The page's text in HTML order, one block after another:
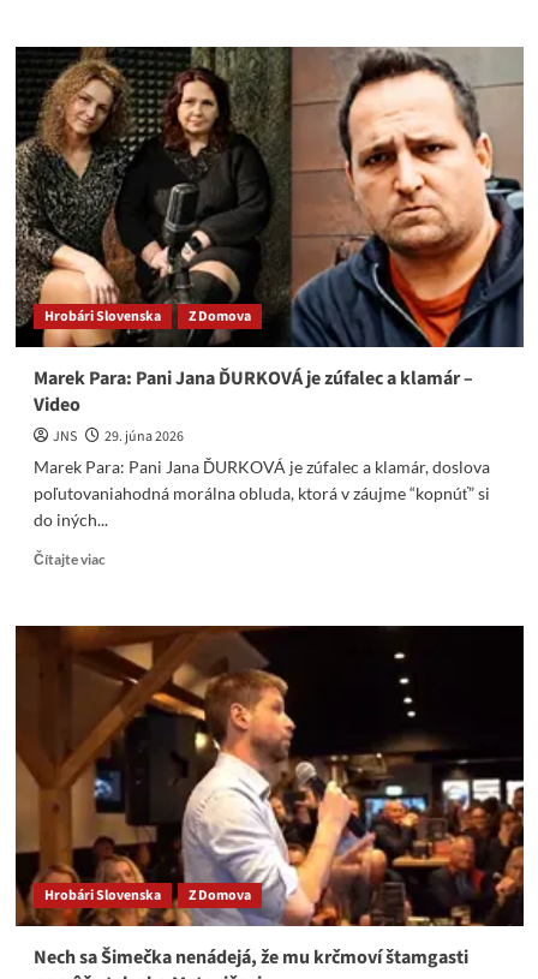
Čo
ešte
chcete
počuť
vedieť,
aby
sa
konečne
prestalo
o Covide
„tliachať
a šíriť
o ňom
Hrobári Slovenska Z Domova
Marek Para: Pani Jana ĎURKOVÁ je zúfalec a klamár –
Video
JNS
29. júna 2026
Marek Para: Pani Jana ĎURKOVÁ je zúfalec a klamár, doslova
poľutovaniahodná morálna obluda, ktorá v záujme “kopnúť” si
do iných...
Čítajte viacRead
Marek
Para:
Pani
Jana
ĎURKOVÁ
je
zúfalec
a
klamár
Video
Hrobári Slovenska Z Domova
Nech sa Šimečka nenádejá, že mu krčmoví štamgasti